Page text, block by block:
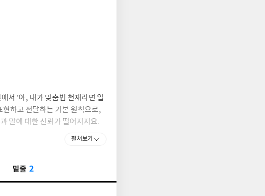
서 ‘아, 내가 맞춤법 천재라면 얼
하고 전달하는 기본 원칙으로,
말에 대한 신뢰가 떨어지지요.
순간을 앞두고서야 후회하는 것
활약, 「천재라면」 시리즈에는
다. 대망의 첫 권인 『맞춤법 천
펼쳐보기
밑줄 2